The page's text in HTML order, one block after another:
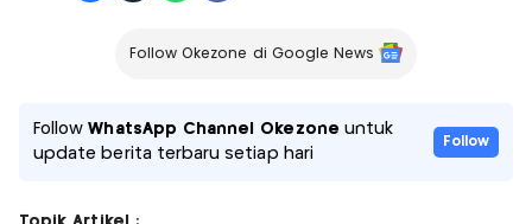
Follow Okezone di Google News
FollowWhatsApp Channel Okezone untuk
update berita terbaru setiap hari
Follow